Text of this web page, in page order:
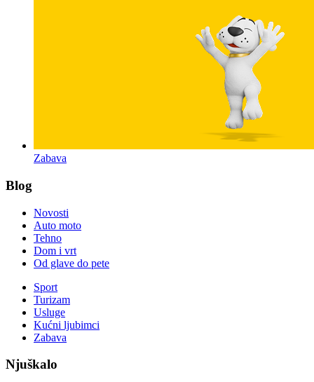
Zabava
Blog
Novosti
Auto moto
Tehno
Dom i vrt
Od glave do pete
Sport
Turizam
Usluge
Kućni ljubimci
Zabava
Njuškalo